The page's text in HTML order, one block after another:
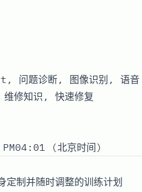
题诊断, 图像识别, 语音
修知识, 快速修复
PM04:01 (北京时间)
定制并随时调整的训练计划